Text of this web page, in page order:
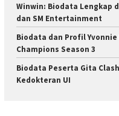
Winwin: Biodata Lengkap
dan SM Entertainment
Biodata dan Profil
Champions Season 3
Biodata Peserta Gita
Kedokteran UI